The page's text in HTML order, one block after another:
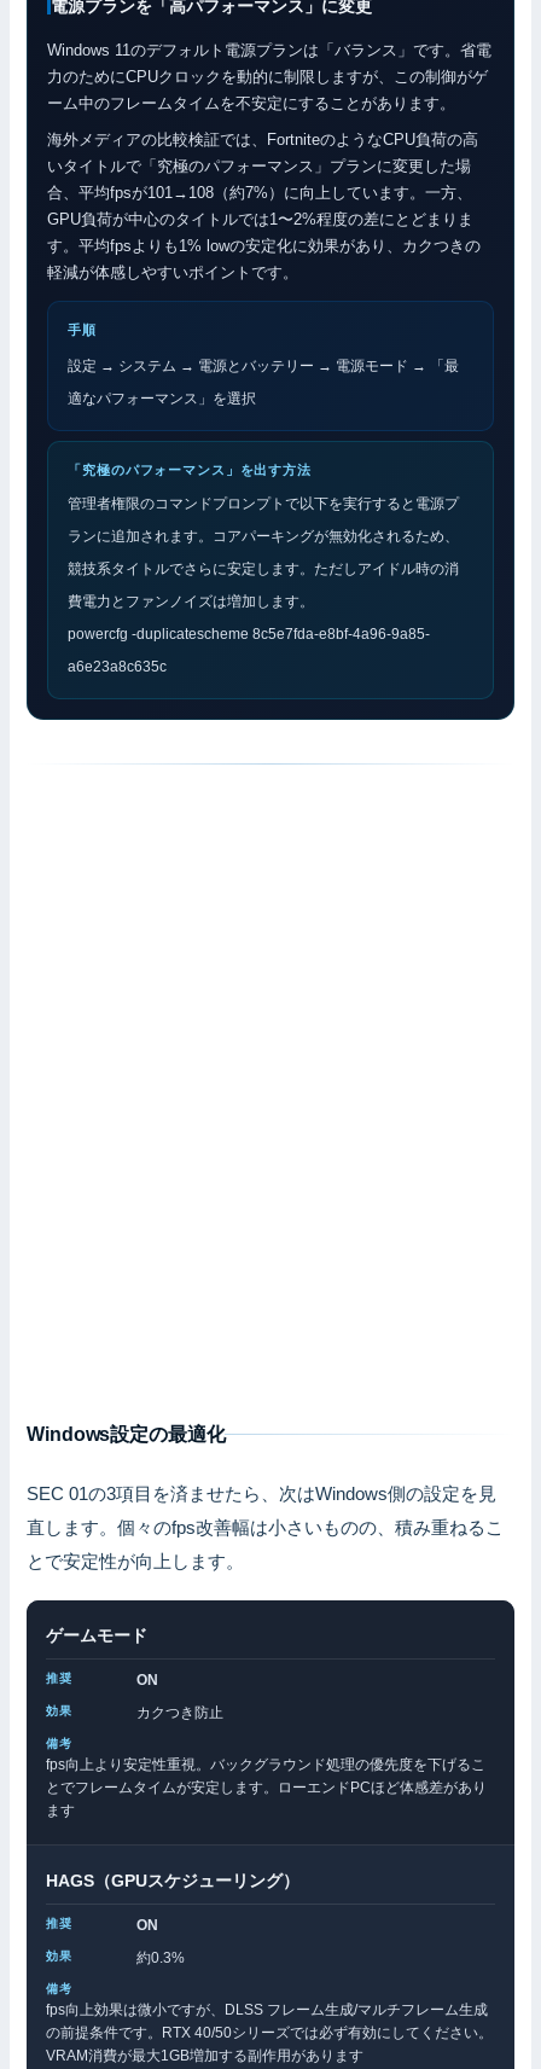
電源プランを「高パフォーマンス」に変更
Windows 11のデフォルト電源プランは「バランス」です。省電
力のためにCPUクロックを動的に制限しますが、この制御がゲ
ーム中のフレームタイムを不安定にすることがあります。
海外メディアの比較検証では、FortniteのようなCPU負荷の高
いタイトルで「究極のパフォーマンス」プランに変更した場
合、平均fpsが101→108（約7%）に向上しています。一方、
GPU負荷が中心のタイトルでは1〜2%程度の差にとどまりま
す。平均fpsよりも1% lowの安定化に効果があり、カクつきの
軽減が体感しやすいポイントです。
手順
設定 → システム → 電源とバッテリー → 電源モード → 「最
適なパフォーマンス」を選択
「究極のパフォーマンス」を出す方法
管理者権限のコマンドプロンプトで以下を実行すると電源プ
ランに追加されます。コアパーキングが無効化されるため、
競技系タイトルでさらに安定します。ただしアイドル時の消
費電力とファンノイズは増加します。
powercfg -duplicatescheme 8c5e7fda-e8bf-4a96-9a85-
a6e23a8c635c
Windows設定の最適化
SEC 01の3項目を済ませたら、次はWindows側の設定を見
直します。個々のfps改善幅は小さいものの、積み重ねるこ
とで安定性が向上します。
ゲームモード
ON
カクつき防止
fps向上より安定性重視。バックグラウンド処理の優先度を下げるこ
とでフレームタイムが安定します。ローエンドPCほど体感差があり
ます
HAGS（GPUスケジューリング）
ON
約0.3%
fps向上効果は微小ですが、DLSS フレーム生成/マルチフレーム生成
の前提条件です。RTX 40/50シリーズでは必ず有効にしてください。
VRAM消費が最大1GB増加する副作用があります